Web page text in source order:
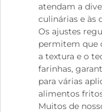
atendam a
culinárias e às
Os ajustes
permitem que
a textura e o
farinhas,
para várias
alimentos
Muitos de